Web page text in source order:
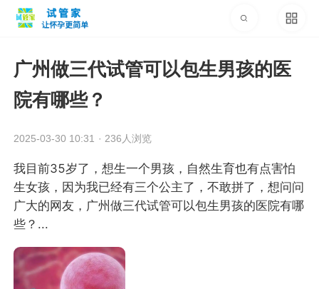
广州做三代试管可以包生男孩的医
院有哪些？
2025-03-30 10:31 · 236人浏览
我目前35岁了，想生一个男孩，自然生育也有点害怕
生女孩，因为我已经有三个公主了，不敢拼了，想问问
广大的网友，广州做三代试管可以包生男孩的医院有哪
些？...